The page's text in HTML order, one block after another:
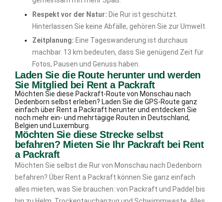
Respekt vor der Natur: Die Rur ist geschützt.
Hinterlassen Sie keine Abfälle, gehören Sie zur Umwelt.
Zeitplanung: Eine Tageswanderung ist durchaus
machbar. 13 km bedeuten, dass Sie genügend Zeit für
Fotos, Pausen und Genuss haben.
Laden Sie die Route herunter und werden
Sie Mitglied bei Rent a Packraft
Möchten Sie diese Packraft-Route von Monschau nach
Dedenborn selbst erleben? Laden Sie die GPS-Route ganz
einfach über Rent a Packraft herunter und entdecken Sie
noch mehr ein- und mehrtägige Routen in Deutschland,
Belgien und Luxemburg.
Möchten Sie diese Strecke selbst
befahren? Mieten Sie Ihr Packraft bei Rent
a Packraft
Möchten Sie selbst die Rur von Monschau nach Dedenborn
befahren? Über Rent a Packraft können Sie ganz einfach
alles mieten, was Sie brauchen: von Packraft und Paddel bis